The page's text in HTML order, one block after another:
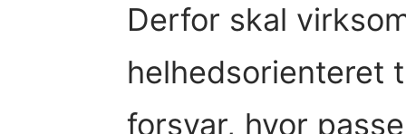
Derfor skal
helhedsorienteret
forsvar, hvor